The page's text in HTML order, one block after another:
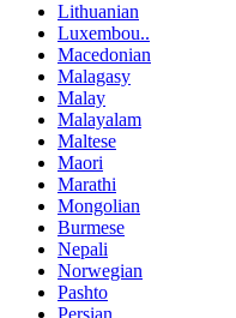
Lithuanian
Luxembou..
Macedonian
Malagasy
Malay
Malayalam
Maltese
Maori
Marathi
Mongolian
Burmese
Nepali
Norwegian
Pashto
Persian